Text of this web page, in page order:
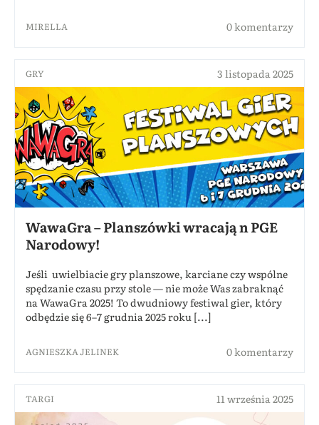
MIRELLA 0 komentarzy
GRY 3 listopada 2025
WawaGra – Planszówki wracają n PGE
Narodowy!
Jeśli uwielbiacie gry planszowe, karciane czy wspólne
spędzanie czasu przy stole — nie może Was zabraknąć
na WawaGra 2025! To dwudniowy festiwal gier, który
odbędzie się 6–7 grudnia 2025 roku [...]
AGNIESZKA JELINEK 0 komentarzy
TARGI 11 września 2025